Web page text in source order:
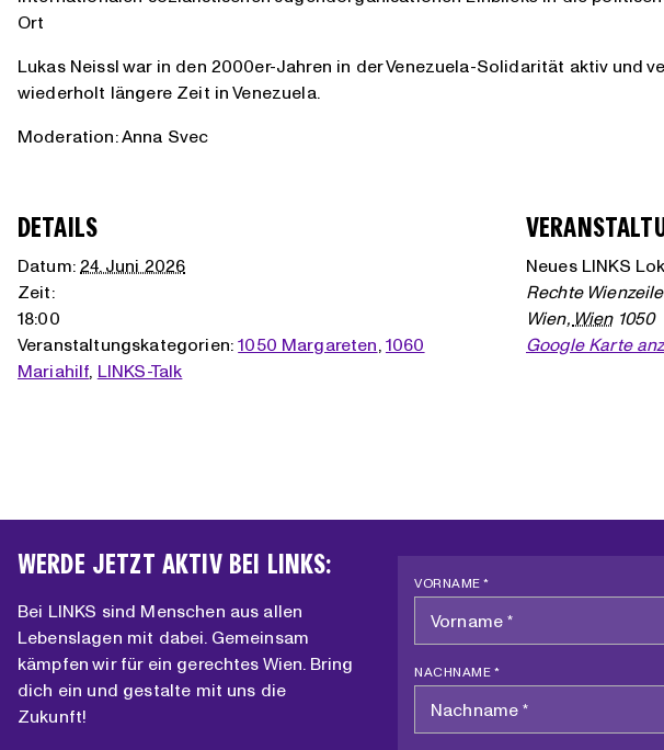
Ort
Lukas Neissl war in den 2000er-Jahren in der Venezuela-Solidarität aktiv und
wiederholt längere Zeit in Venezuela.
Moderation: Anna Svec
DETAILS
Datum: 24. Juni 2026
Zeit:
18:00
Veranstaltungskategorien: 1050 Margareten, 1060
Mariahilf, LINKS-Talk
Neues LINKS
Rechte
Wien, Wien 1050
Google Karte
WERDE JETZT AKTIV BEI LINKS:
Bei LINKS sind Menschen aus allen
Lebenslagen mit dabei. Gemeinsam
kämpfen wir für ein gerechtes Wien. Bring
dich ein und gestalte mit uns die
Zukunft!
VORNAME *
NACHNAME *